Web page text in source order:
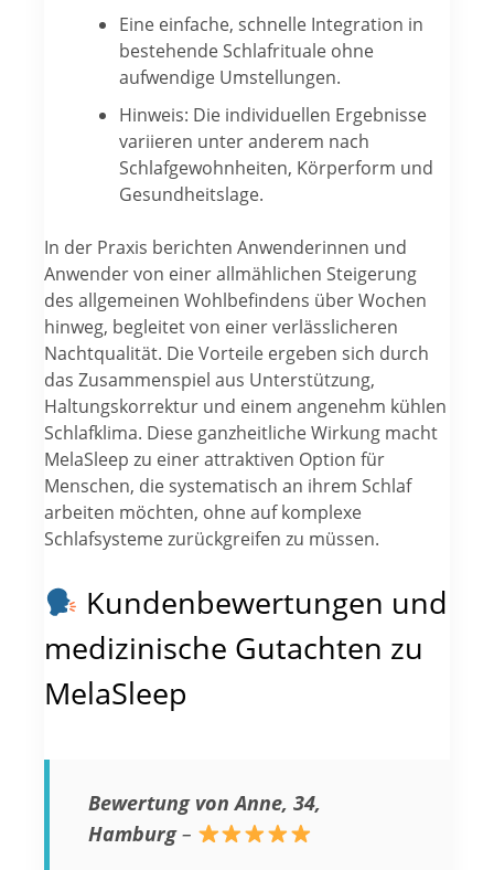
Eine einfache, schnelle Integration in
bestehende Schlafrituale ohne
aufwendige Umstellungen.
Hinweis: Die individuellen Ergebnisse
variieren unter anderem nach
Schlafgewohnheiten, Körperform und
Gesundheitslage.
In der Praxis berichten Anwenderinnen und
Anwender von einer allmählichen Steigerung
des allgemeinen Wohlbefindens über Wochen
hinweg, begleitet von einer verlässlicheren
Nachtqualität. Die Vorteile ergeben sich durch
das Zusammenspiel aus Unterstützung,
Haltungskorrektur und einem angenehm kühlen
Schlafklima. Diese ganzheitliche Wirkung macht
MelaSleep zu einer attraktiven Option für
Menschen, die systematisch an ihrem Schlaf
arbeiten möchten, ohne auf komplexe
Schlafsysteme zurückgreifen zu müssen.
Kundenbewertungen und
medizinische Gutachten zu
MelaSleep
Bewertung von Anne, 34,
Hamburg–